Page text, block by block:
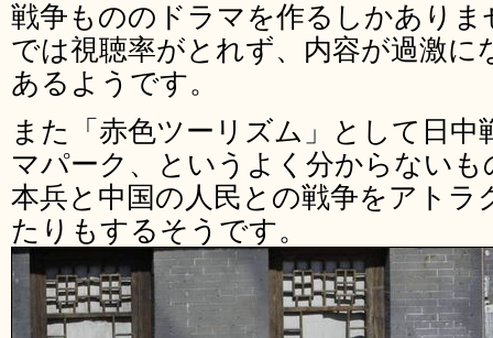
戦争もののドラマを作るしかあり
では視聴率がとれず、内容が過激
あるようです。
また「赤色ツーリズム」として日
マパーク、というよく分からない
本兵と中国の人民との戦争をアト
たりもするそうです。